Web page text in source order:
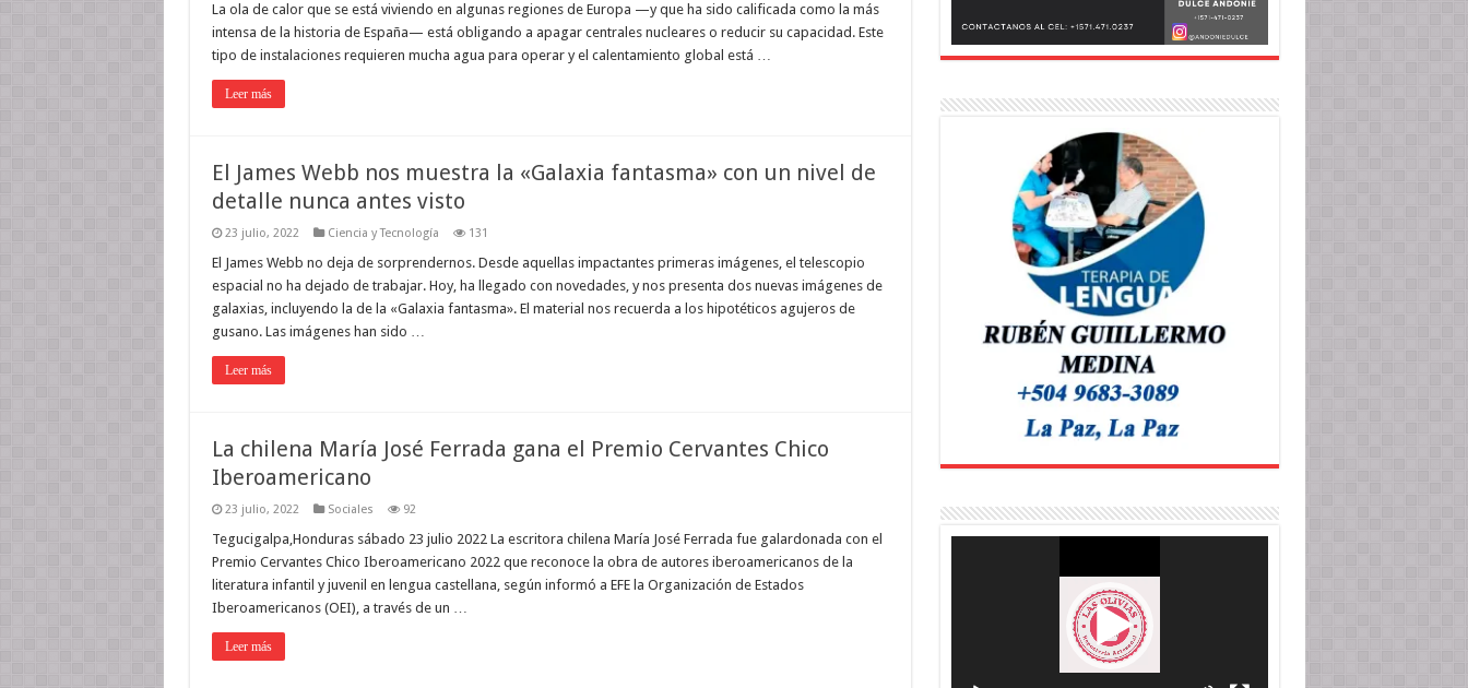
La ola de calor que se está viviendo en algunas regiones de Europa —y que ha sido calificada como la más
intensa de la historia de España— está obligando a apagar centrales nucleares o reducir su capacidad. Este
tipo de instalaciones requieren mucha agua para operar y el calentamiento global está …
Leer más
El James Webb nos muestra la «Galaxia fantasma» con un nivel de
detalle nunca antes visto
23 julio, 2022 Ciencia y Tecnología 131
El James Webb no deja de sorprendernos. Desde aquellas impactantes primeras imágenes, el telescopio
espacial no ha dejado de trabajar. Hoy, ha llegado con novedades, y nos presenta dos nuevas imágenes de
galaxias, incluyendo la de la «Galaxia fantasma». El material nos recuerda a los hipotéticos agujeros de
gusano. Las imágenes han sido …
Leer más
La chilena María José Ferrada gana el Premio Cervantes Chico
Iberoamericano
23 julio, 2022 Sociales 92
Tegucigalpa,Honduras sábado 23 julio 2022 La escritora chilena María José Ferrada fue galardonada con el
Premio Cervantes Chico Iberoamericano 2022 que reconoce la obra de autores iberoamericanos de la
literatura infantil y juvenil en lengua castellana, según informó a EFE la Organización de Estados
Iberoamericanos (OEI), a través de un …
Leer más